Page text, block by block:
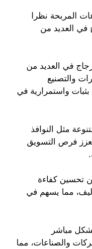
المربحة نظرا
في العديد من
في العديد من
والتصنيع
بثبات واستمرارية في
مثل النوافذ
يعزز فرص التسويق
تحسين كفاءة
مما يسهم في
مباشر
والصناعات، مما